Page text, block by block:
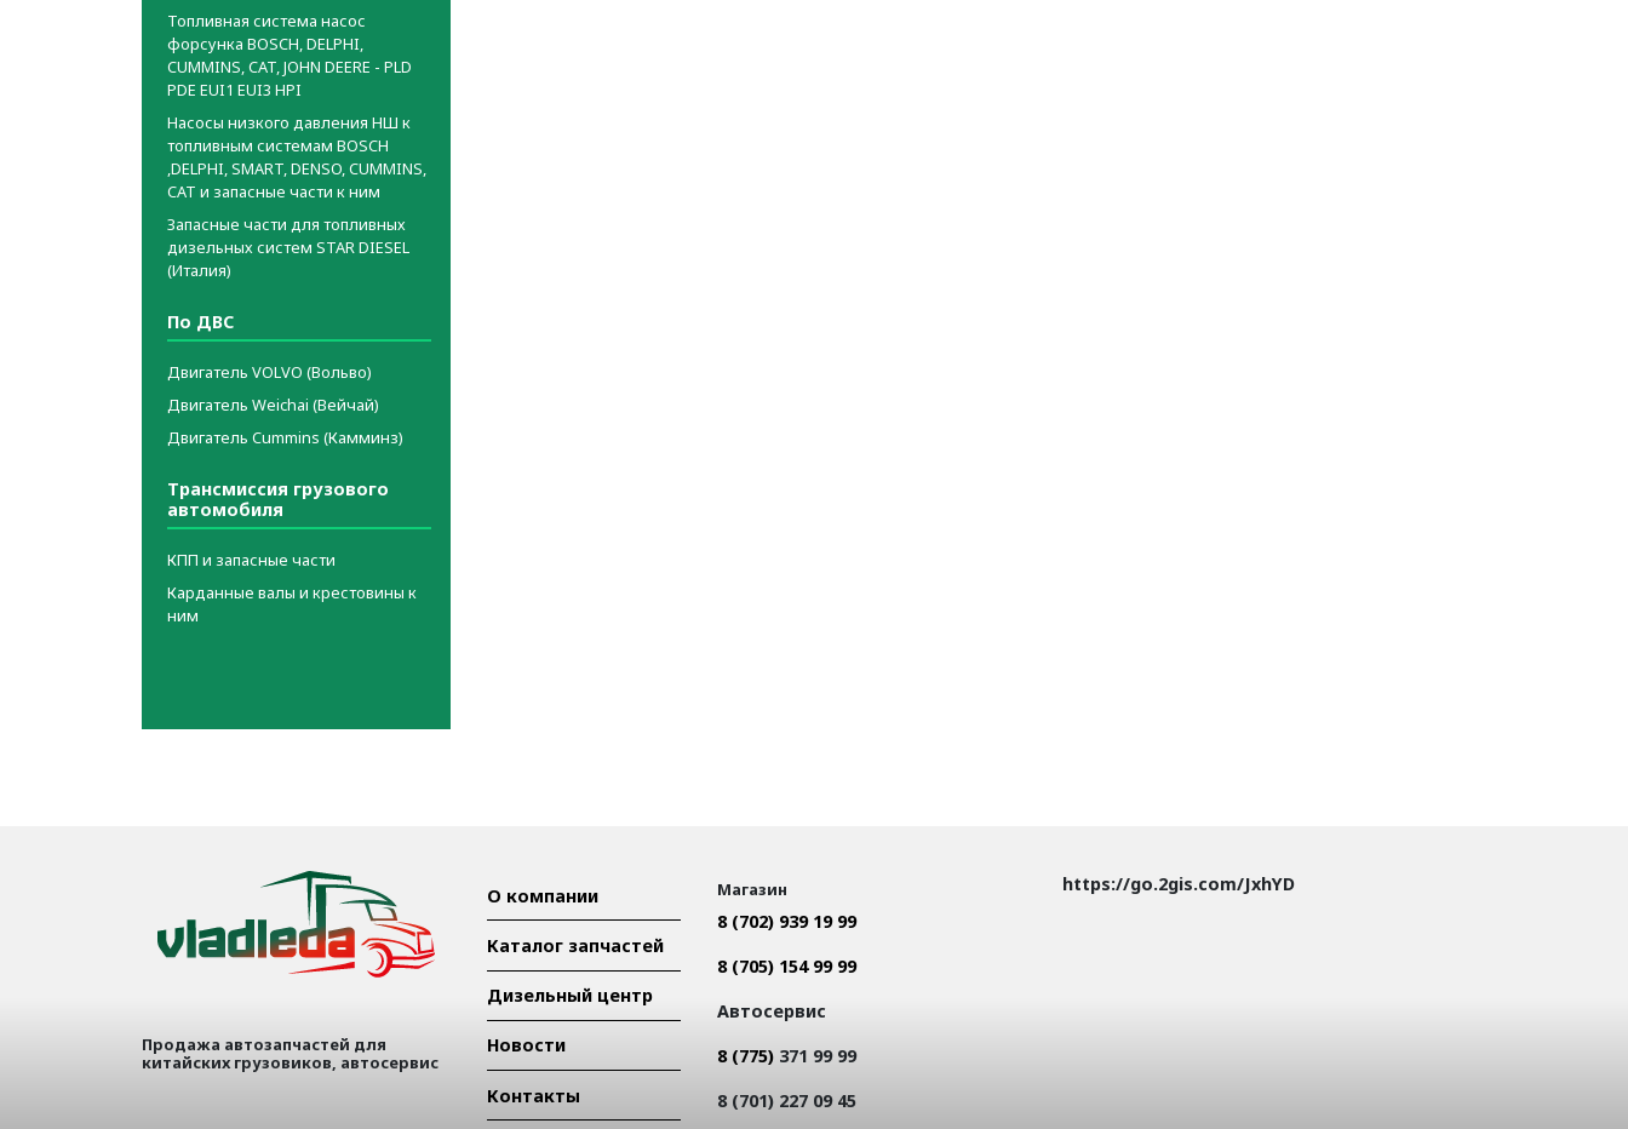
Топливная система насос
форсунка BOSCH, DELPHI,
CUMMINS, CAT, JOHN DEERE - PLD
PDE EUI1 EUI3 HPI
Насосы низкого давления НШ к
топливным системам BOSCH
,DELPHI, SMART, DENSO, CUMMINS,
CAT и запасные части к ним
Запасные части для топливных
дизельных систем STAR DIESEL
(Италия)
По ДВС
Двигатель VOLVO (Вольво)
Двигатель Weichai (Вейчай)
Двигатель Cummins (Камминз)
Трансмиссия грузового
автомобиля
КПП и запасные части
Карданные валы и крестовины к
ним
Продажа автозапчастей для
китайских грузовиков, автосервис
О компании
Каталог запчастей
Дизельный центр
Новости
Контакты
Магазин
8 (702) 939 19 99
8 (705) 154 99 99
Автосервис
8 (775) 371 99 99
8 (701) 227 09 45
https://go.2gis.com/JxhYD